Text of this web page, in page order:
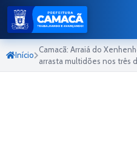
Início
Camacã: Arraiá do
arrasta multidões nos três